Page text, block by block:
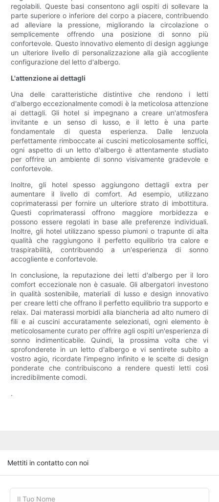
regolabili. Queste basi consentono agli ospiti di sollevare la
parte superiore o inferiore del corpo a piacere, contribuendo
ad alleviare la pressione, migliorando la circolazione o
semplicemente offrendo una posizione di sonno più
confortevole. Questo innovativo elemento di design aggiunge
un ulteriore livello di personalizzazione alla già accogliente
configurazione del letto d'albergo.
L'attenzione ai dettagli
Una delle caratteristiche distintive che rendono i letti
d'albergo eccezionalmente comodi è la meticolosa attenzione
ai dettagli. Gli hotel si impegnano a creare un'atmosfera
invitante e un senso di lusso, e il letto è una parte
fondamentale di questa esperienza. Dalle lenzuola
perfettamente rimboccate ai cuscini meticolosamente soffici,
ogni aspetto di un letto d'albergo è attentamente studiato
per offrire un ambiente di sonno visivamente gradevole e
confortevole.
Inoltre, gli hotel spesso aggiungono dettagli extra per
aumentare il livello di comfort. Ad esempio, utilizzano
coprimaterassi per fornire un ulteriore strato di imbottitura.
Questi coprimaterassi offrono maggiore morbidezza e
possono essere regolati in base alle preferenze individuali.
Inoltre, gli hotel utilizzano spesso piumoni o trapunte di alta
qualità che raggiungono il perfetto equilibrio tra calore e
traspirabilità, contribuendo a un'esperienza di sonno
accogliente e confortevole.
In conclusione, la reputazione dei letti d'albergo per il loro
comfort eccezionale non è casuale. Gli albergatori investono
in qualità sostenibile, materiali di lusso e design innovativo
per creare letti che offrano il perfetto equilibrio tra supporto e
relax. Dai materassi morbidi alla biancheria ad alto numero di
fili e ai cuscini accuratamente selezionati, ogni elemento è
meticolosamente curato per offrire agli ospiti un'esperienza di
sonno indimenticabile. Quindi, la prossima volta che vi
sprofonderete in un letto d'albergo e vi sentirete subito a
vostro agio, ricordate l'impegno infinito e le scelte di design
ponderate che contribuiscono a rendere questi letti così
incredibilmente comodi.
.
Mettiti in contatto con noi
Il Tuo Nome